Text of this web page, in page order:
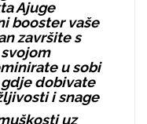
Ajuge
booster vaše
završite s
u sobi
dobivate
i snage
uz